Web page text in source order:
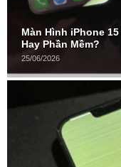
Màn Hình iPhone
Hay Phần Mềm?
25/06/2026